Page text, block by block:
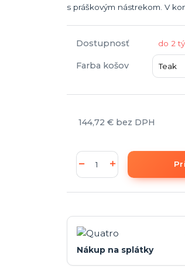
s práškovým nástrekom. V
Dostupnosť do 2
Farba košov
144,72 € bez DPH
Nákup na splátky